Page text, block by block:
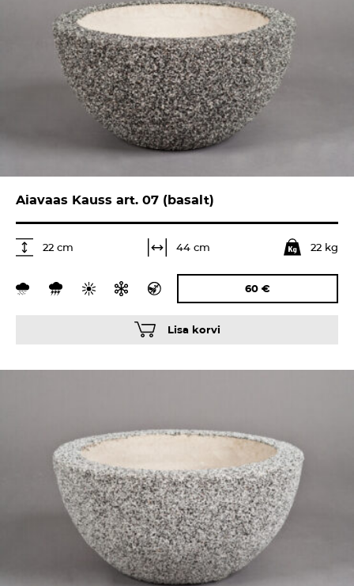
Aiavaas Kauss art. 07 (basalt)
22 cm 44 cm 22 kg
60 €
Lisa korvi